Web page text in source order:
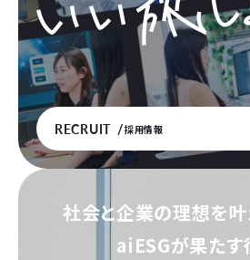
RECRUIT 採用情報
社会と企業の理想を叶
aiESGが果たす